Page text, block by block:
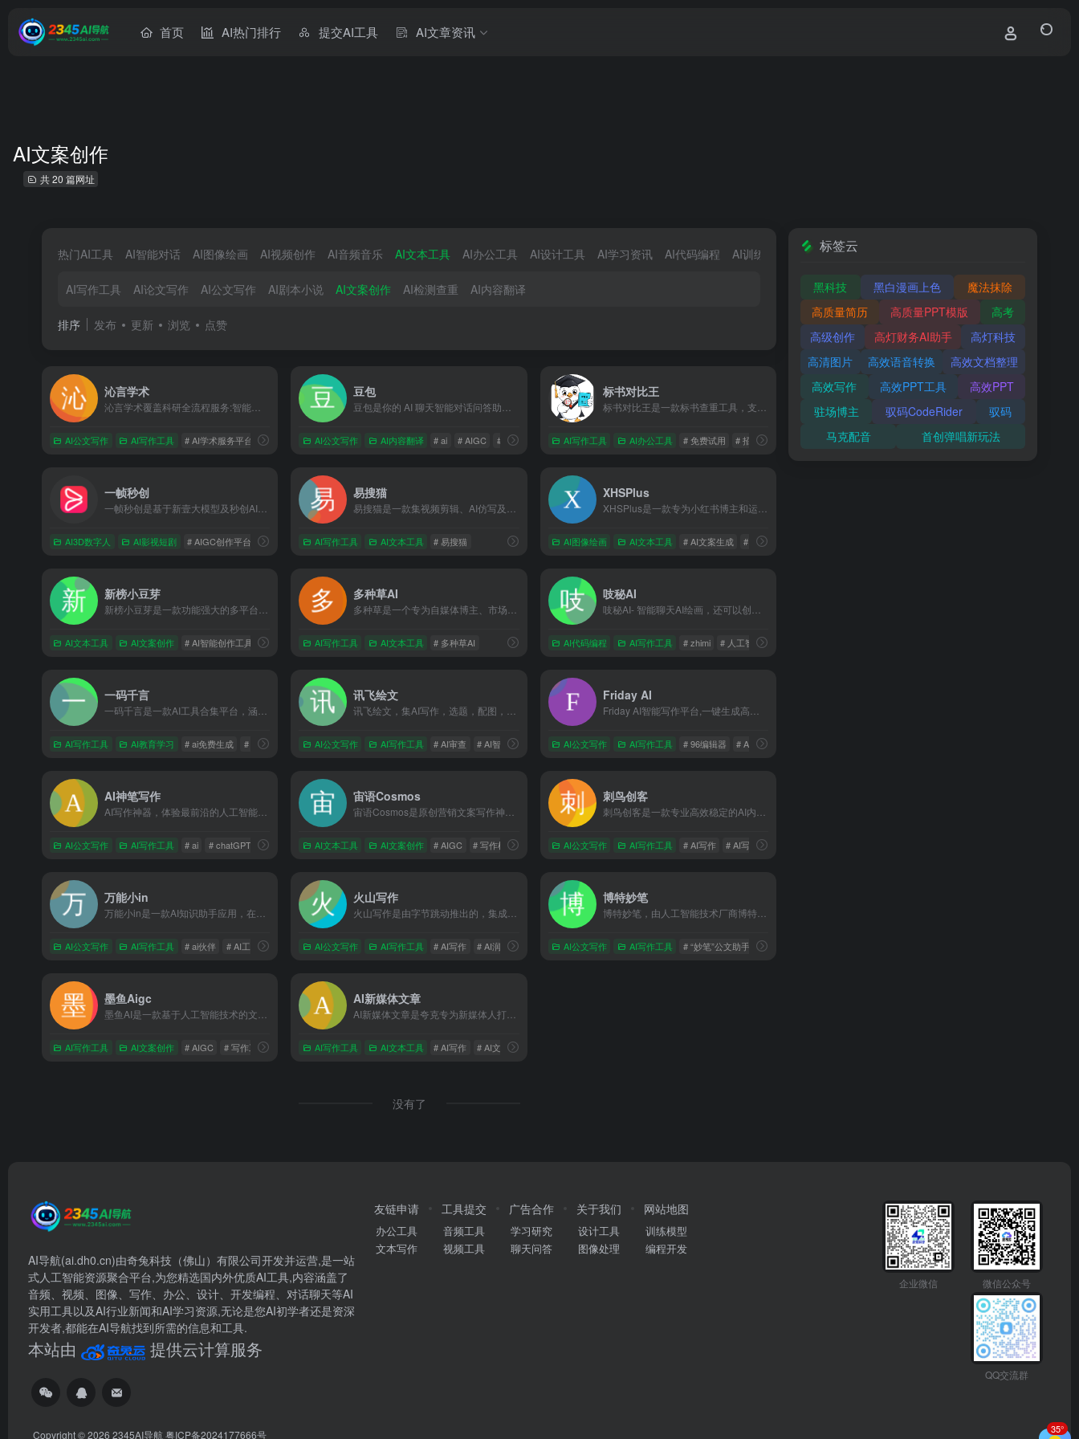
首页 AI热门排行 提交AI工具 AI文章资讯
AI文案创作
共 20 篇网址
热门AI工具 AI智能对话 AI图像绘画 AI视频创作 AI音频音乐 AI文本工具 AI办公工具 AI设计工具 AI学习资讯 AI代码编程 AI训练模型 AI行业分类
AI写作工具 AI论文写作 AI公文写作 AI剧本小说 AI文案创作 AI检测查重 AI内容翻译
排序 发布 更新 浏览 点赞
沁言学术
AI公文写作 AI写作工具 # AI学术服务平台 # AI辅助写作 # 内容结构优化
豆包
AI公文写作 AI内容翻译 # ai # AIGC # AI写作
标书对比王
AI写作工具 AI办公工具 # 免费试用 # 招投标
一帧秒创
AI3D数字人 AI影视短剧 # AIGC创作平台 # AI作画 # AI帮写
易搜猫
AI写作工具 AI文本工具 # 易搜猫
XHSPlus
AI图像绘画 AI文本工具 # AI文案生成 # AI标题生成
新榜小豆芽
AI文本工具 AI文案创作 # AI智能创作工具 # AI生成文章 # 新榜小豆芽
多种草AI
AI写作工具 AI文本工具 # 多种草AI
吱秘AI
AI代码编程 AI写作工具 # zhimi # 人工智能
一码千言
AI写作工具 AI教育学习 # ai免费生成 # AI写作 # AI创作
讯飞绘文
AI公文写作 AI写作工具 # AI审查 # AI智能写作 # AI自定风格写作
Friday AI
AI公文写作 AI写作工具 # 96编辑器 # AI写作助手
AI神笔写作
AI公文写作 AI写作工具 # ai # chatGPT # GPT
宙语Cosmos
AI文本工具 AI文案创作 # AIGC # 写作机器人 # 原创营销文案一键生成
刺鸟创客
AI公文写作 AI写作工具 # AI写作 # AI写作神器
万能小in
AI公文写作 AI写作工具 # ai伙伴 # AI工具 # 万能小in
火山写作
AI公文写作 AI写作工具 # AI写作 # AI润色 # AI生成
博特妙笔
博特妙笔，由人工智能技术厂商博特智能公司推出的国内首款生成式公职人员AIGC写作工具，集合了范文参考资料、写作素材、智能写作、校对纠错、润色续写、笔杆社区、专家代笔等功能服务。适用于公职人员、事业单位人员、国企人员述职总结、心得体会、竞聘材料、发言稿、工作简报等材料写作
AI公文写作 AI写作工具 # “妙笔”公文助手 # AI公文写作
墨鱼Aigc
AI写作工具 AI文案创作 # AIGC # 写作工具 # 写作机器人
AI新媒体文章
AI写作工具 AI文本工具 # AI写作 # AI文章生成
没有了
标签云
黑科技 黑白漫画上色
魔法抹除
高质量简历
高质量PPT模版
高考
高级创作
高灯财务AI助手
高灯科技
高清图片
高效语音转换
高效文档整理
高效写作
高效PPT工具
高效PPT
驻场博主
驭码CodeRider
驭码
马克配音
首创弹唱新玩法
AI导航(ai.dh0.cn)由奇兔科技（佛山）有限公司开发并运营,是一站
式人工智能资源聚合平台,为您精选国内外优质AI工具,内容涵盖了
音频、视频、图像、写作、办公、设计、开发编程、对话聊天等AI
实用工具以及AI行业新闻和AI学习资源,无论是您AI初学者还是资深
开发者,都能在AI导航找到所需的信息和工具.
本站由 提供云计算服务
友链申请
办公工具
文本写作
工具提交
音频工具
视频工具
广告合作
学习研究
聊天问答
关于我们
设计工具
图像处理
网站地图
训练模型
编程开发
企业微信 微信公众号
QQ交流群
Copyright © 2026 2345AI导航 粤ICP备2024177666号 35°